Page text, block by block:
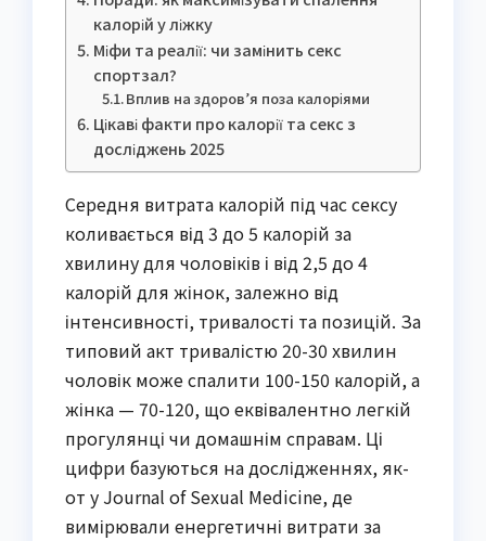
калорій у ліжку
Міфи та реалії: чи замінить секс
спортзал?
Вплив на здоров’я поза калоріями
Цікаві факти про калорії та секс з
досліджень 2025
Середня витрата калорій під час сексу
коливається від 3 до 5 калорій за
хвилину для чоловіків і від 2,5 до 4
калорій для жінок, залежно від
інтенсивності, тривалості та позицій. За
типовий акт тривалістю 20-30 хвилин
чоловік може спалити 100-150 калорій, а
жінка — 70-120, що еквівалентно легкій
прогулянці чи домашнім справам. Ці
цифри базуються на дослідженнях, як-
от у Journal of Sexual Medicine, де
вимірювали енергетичні витрати за